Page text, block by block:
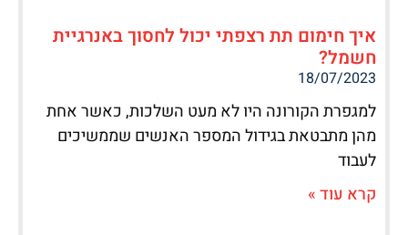
איך חימום תת רצפתי יכול לחסוך באנרגיית
חשמל?
18/07/2023
למגפרת הקורונה היו לא מעט השלכות, כאשר אחת
מהן מתבטאת בגידול המספר האנשים שממשיכים
לעבוד
קרא עוד »